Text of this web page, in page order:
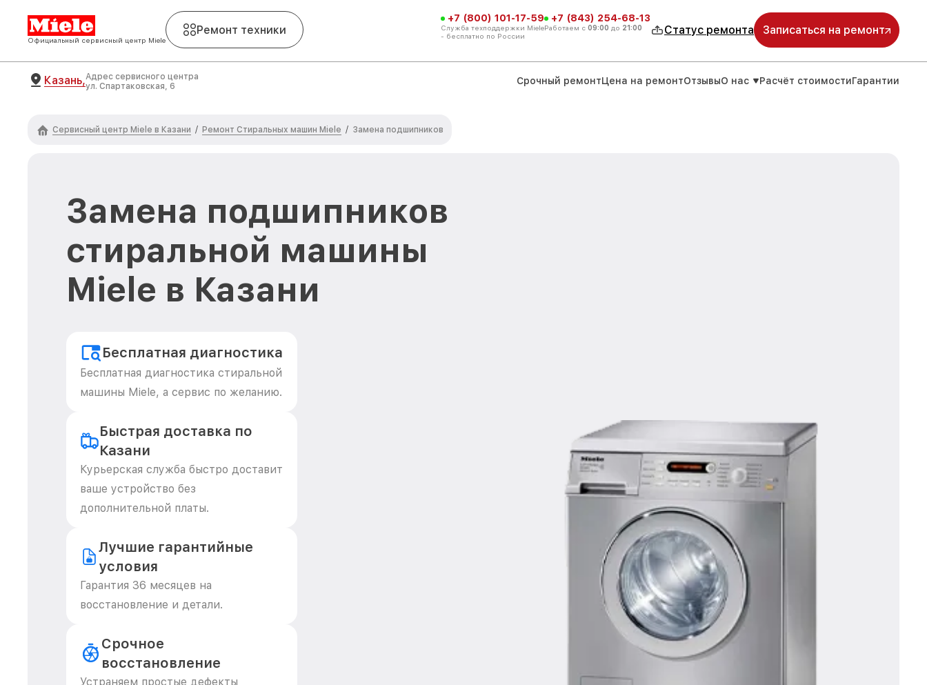
Официальный сервисный центр Miele
Ремонт техники
+7 (800) 101-17-59
Служба техподдержки Miele
- бесплатно по России
+7 (843) 254-68-13
Работаем с 09:00 до 21:00 Статус ремонта Записаться на ремонт
Казань,Адрес сервисного центра
ул. Спартаковская, 6
Срочный ремонтЦена на ремонтОтзывыО нас Расчёт стоимостиГарантии
Сервисный центр Miele в Казани / Ремонт Стиральных машин Miele / Замена подшипников
Замена подшипников
стиральной машины
Miele в Казани
Бесплатная диагностика
Бесплатная диагностика стиральной
машины Miele, а сервис по желанию.
Быстрая доставка по
Казани
Курьерская служба быстро доставит
ваше устройство без
дополнительной платы.
Лучшие гарантийные
условия
Гарантия 36 месяцев на
восстановление и детали.
Срочное
восстановление
Устраняем простые дефекты